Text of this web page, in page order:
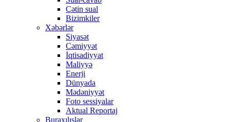
Çətin sual
Bizimkiler
Xəbərlər
Siyasət
Cəmiyyət
İqtisadiyyat
Maliyyə
Enerji
Dünyada
Mədəniyyət
Foto sessiyalar
Aktual Reportaj
Buraxılışlar